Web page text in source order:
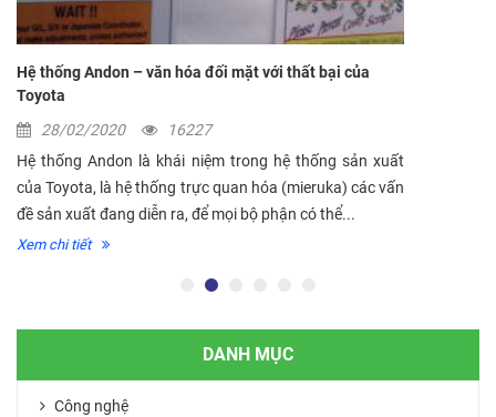
Hệ thống Andon – văn hóa đối mặt với thất bại của
Toyota
28/02/2020
16227
Hệ thống Andon là khái niệm trong hệ thống sản xuất
của Toyota, là hệ thống trực quan hóa (mieruka) các vấn
đề sản xuất đang diễn ra, để mọi bộ phận có thể...
Xem chi tiết
DANH MỤC
Công nghệ